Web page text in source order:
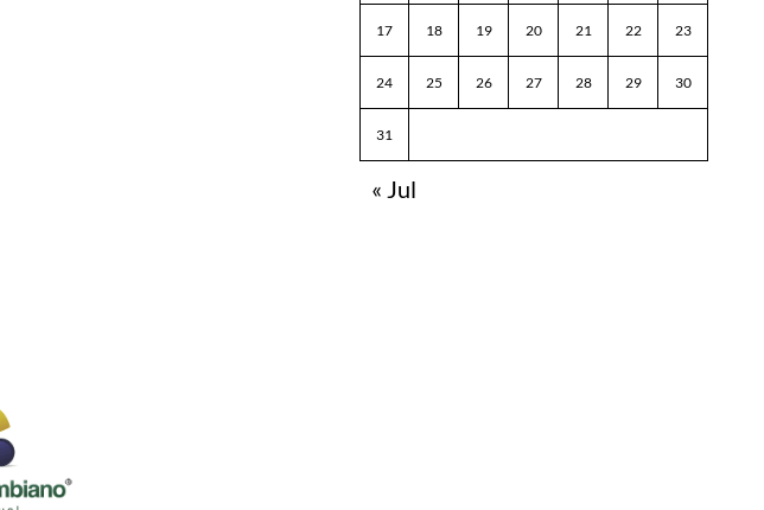
17 18 19 20 21 22 23
24 25 26 27 28 29 30
31
« Jul